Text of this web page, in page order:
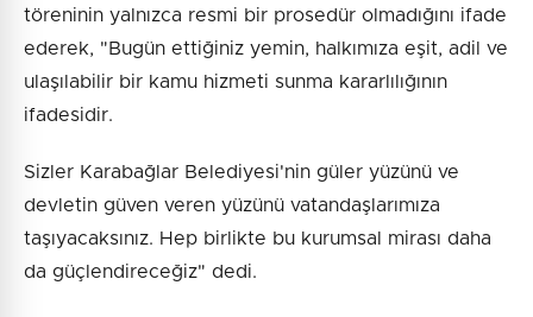
töreninin yalnızca resmi bir prosedür olmadığını ifade
ederek, "Bugün ettiğiniz yemin, halkımıza eşit, adil ve
ulaşılabilir bir kamu hizmeti sunma kararlılığının
ifadesidir.
Sizler Karabağlar Belediyesi'nin güler yüzünü ve
devletin güven veren yüzünü vatandaşlarımıza
taşıyacaksınız. Hep birlikte bu kurumsal mirası daha
da güçlendireceğiz" dedi.